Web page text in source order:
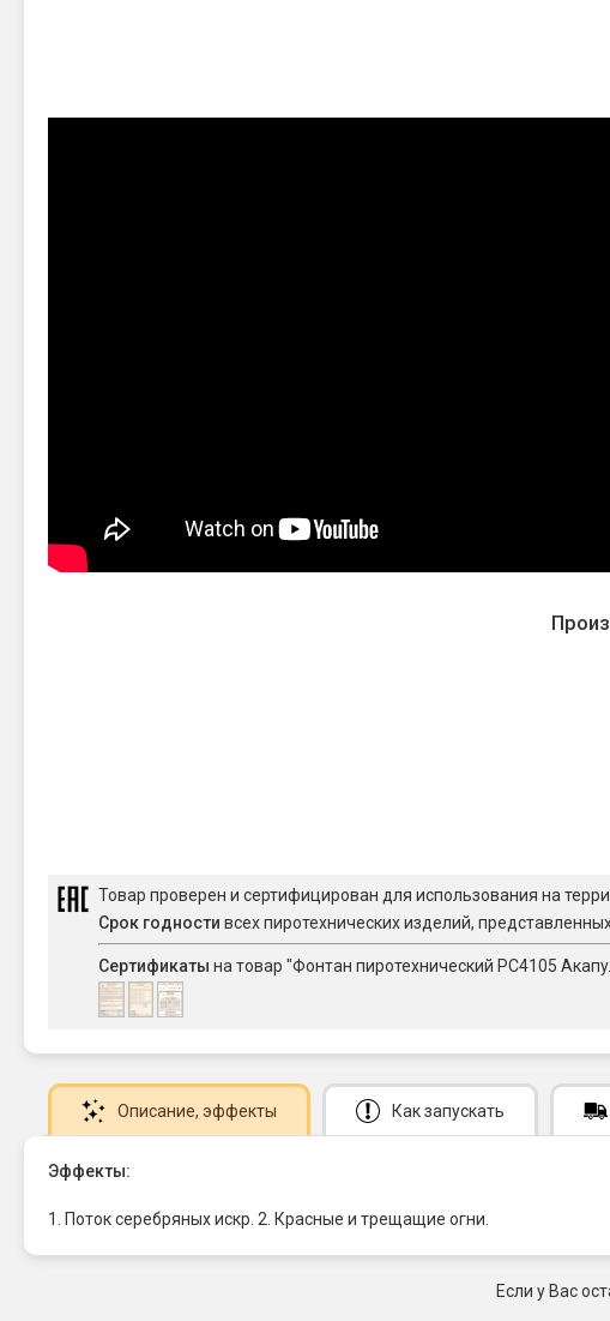
Товар проверен и сертифицирован для использования на
Срок годности всех пиротехнических изделий,
Сертификаты на товар "Фонтан пиротехнический РС4105
Описание, эффекты Как запускать
Эффекты:
1. Поток серебряных искр. 2. Красные и трещащие огни.
Если у Вас